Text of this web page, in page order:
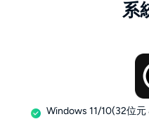
系
Windows 11/10(32位